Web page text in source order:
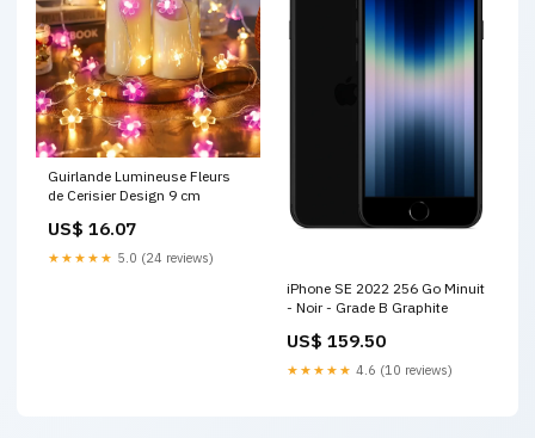
Guirlande Lumineuse Fleurs
de Cerisier Design 9 cm
US$ 16.07
★★★★★ 5.0 (24 reviews)
iPhone SE 2022 256 Go Minuit
- Noir - Grade B Graphite
US$ 159.50
★★★★★ 4.6 (10 reviews)